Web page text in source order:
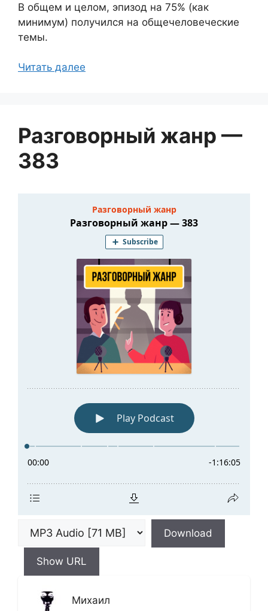
В общем и целом, эпизод на 75% (как
минимум) получился на общечеловеческие
темы.
Читать далее
Разговорный жанр —
383
Download
Show URL
Михаил